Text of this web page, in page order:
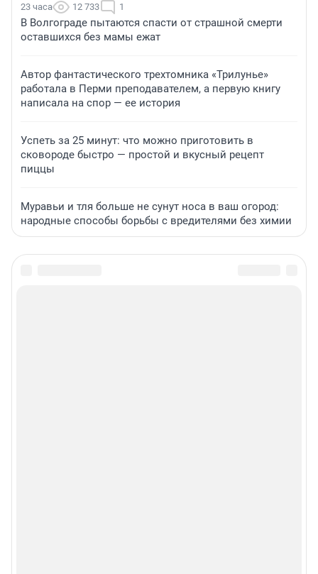
23 часа 12 733 1
В Волгограде пытаются спасти от страшной смерти
оставшихся без мамы ежат
Автор фантастического трехтомника «Трилунье»
работала в Перми преподавателем, а первую книгу
написала на спор — ее история
Успеть за 25 минут: что можно приготовить в
сковороде быстро — простой и вкусный рецепт
пиццы
Муравьи и тля больше не сунут носа в ваш огород:
народные способы борьбы с вредителями без химии